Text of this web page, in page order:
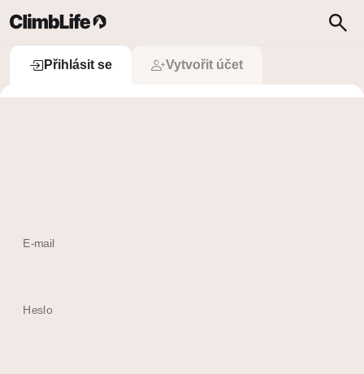
Vyhledávání
Přihlásit se
Přihlásit se Vytvořit účet
E-mail
Heslo
Upozornění